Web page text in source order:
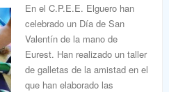
En el C.P.E.E. Elguero han
celebrado un Día de San
Valentín de la mano de
Eurest. Han realizado un taller
de galletas de la amistad en el
que han elaborado las